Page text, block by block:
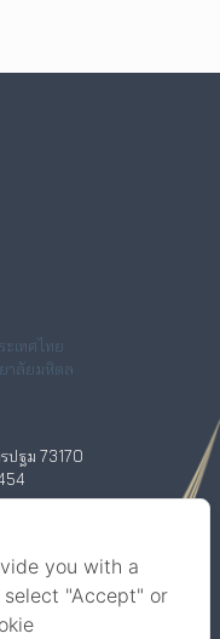
เทศไทย
าลัยมหิดล
ปฐม 73170
นเกล้า)
you with a
select "Accept" or